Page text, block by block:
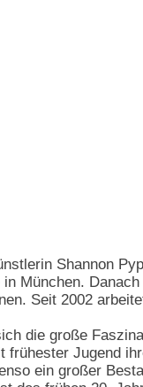
Shannon
München.
Seit 2002
die große
frühester Jugend
ein großer